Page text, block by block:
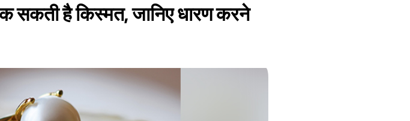
सकती है किस्मत, जानिए धारण करने